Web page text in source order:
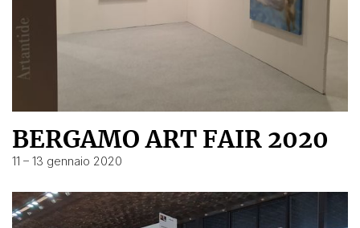
BERGAMO ART FAIR 2020
11 – 13 gennaio 2020